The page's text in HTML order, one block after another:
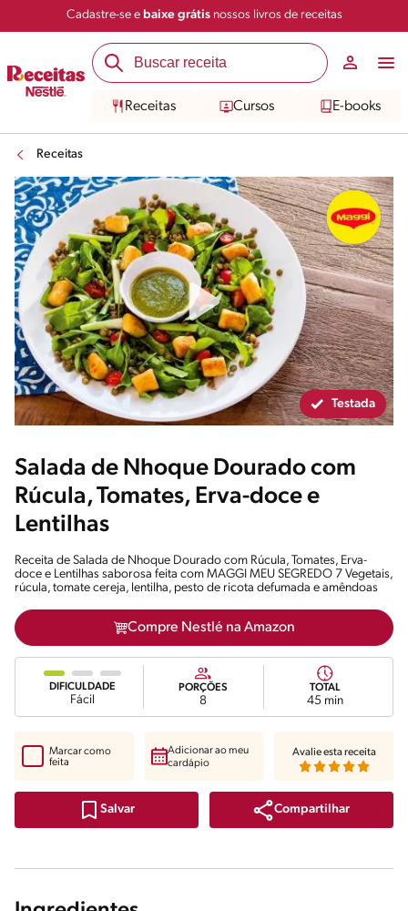
Cadastre-se e baixe grátisnossos livros de receitas
Receitas Cursos E-books
Receitas
Salvar Compartilhar
Testada
Salada de Nhoque Dourado com
Rúcula, Tomates, Erva-doce e
Lentilhas
Receita de Salada de Nhoque Dourado com Rúcula, Tomates, Erva-
doce e Lentilhas saborosa feita com MAGGI MEU SEGREDO 7 Vegetais,
rúcula, tomate cereja, lentilha, pesto de ricota defumada e amêndoas
Compre Nestlé na Amazon
DIFICULDADE
Fácil
PORÇÕES
8
TOTAL
45 min
Salvar Compartilhar
Marcar como
feita
Adicionar ao meu
cardápio
Avalie esta receita